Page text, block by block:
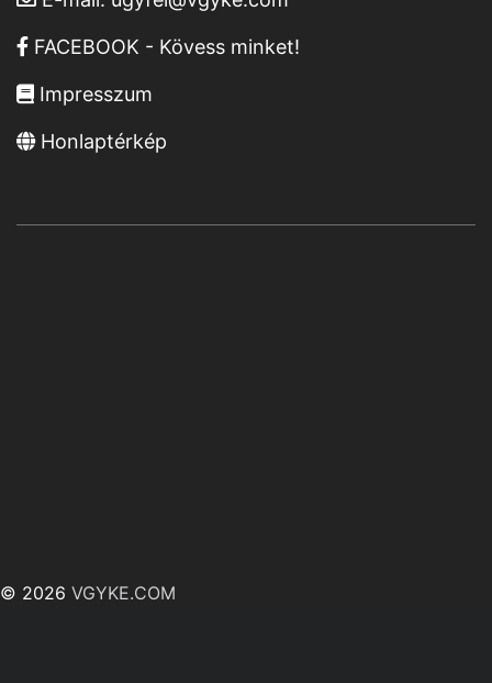
FACEBOOK - Kövess minket!
Impresszum
Honlaptérkép
© 2026 VGYKE.COM